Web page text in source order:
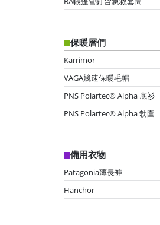
保暖層們
Karrimor
VAGA競速保暖毛帽
PNS Polartec® Alpha 底衫
PNS Polartec® Alpha 勃圍
備用衣物
Patagonia薄長褲
Hanchor